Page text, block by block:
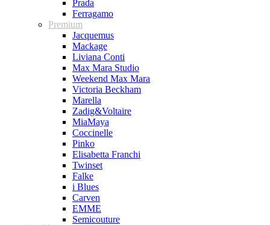
Prada
Ferragamo
Premium
Jacquemus
Mackage
Liviana Conti
Max Mara Studio
Weekend Max Mara
Victoria Beckham
Marella
Zadig&Voltaire
MiaMaya
Coccinelle
Pinko
Elisabetta Franchi
Twinset
Falke
i Blues
Carven
EMME
Semicouture